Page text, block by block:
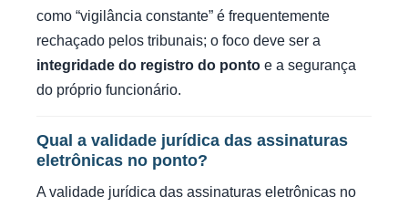
como “vigilância constante” é frequentemente
rechaçado pelos tribunais; o foco deve ser a
integridade do registro do ponto e a segurança
do próprio funcionário.
Qual a validade jurídica das assinaturas
eletrônicas no ponto?
A validade jurídica das assinaturas eletrônicas no